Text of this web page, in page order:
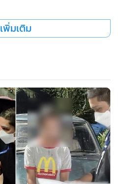
บลงประจำวันเป็นหลังฐานเพื่อ
ำรวจในพื้นที่ตามภูมิลำเนา แต่ก็
ยนำข้อมูลของไปเปิดบัญชีม้าเพื่อ
พื่อดำเนินคดีตามกฎหมาย
เตือนภัยว่า อย่าหลงเชื่อ ส่งหรือ
ให้แก่บุคคลอื่น มิฉะนั้น เหล่า
ปใช้ในการหลอกลวงท่าน หรือนำ
คคลอื่นให้หลงเชื่อและโอนเงิน
ท่านอาจตกเป็นผู้ต้องหา ถูก
บ โดยไม่รู้ตัวจึงขอเตือนภัยไป
พิ่มเติม